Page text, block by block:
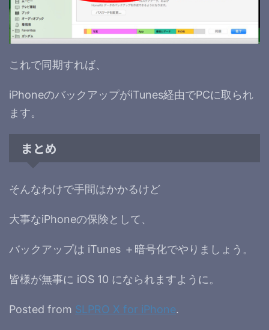
これで同期すれば、
iPhoneのバックアップがiTunes経由でPCに取られ
ます。
まとめ
そんなわけで手間はかかるけど
大事なiPhoneの保険として、
バックアップは iTunes ＋暗号化でやりましょう。
皆様が無事に iOS 10 になられますように。
Posted from SLPRO X for iPhone.